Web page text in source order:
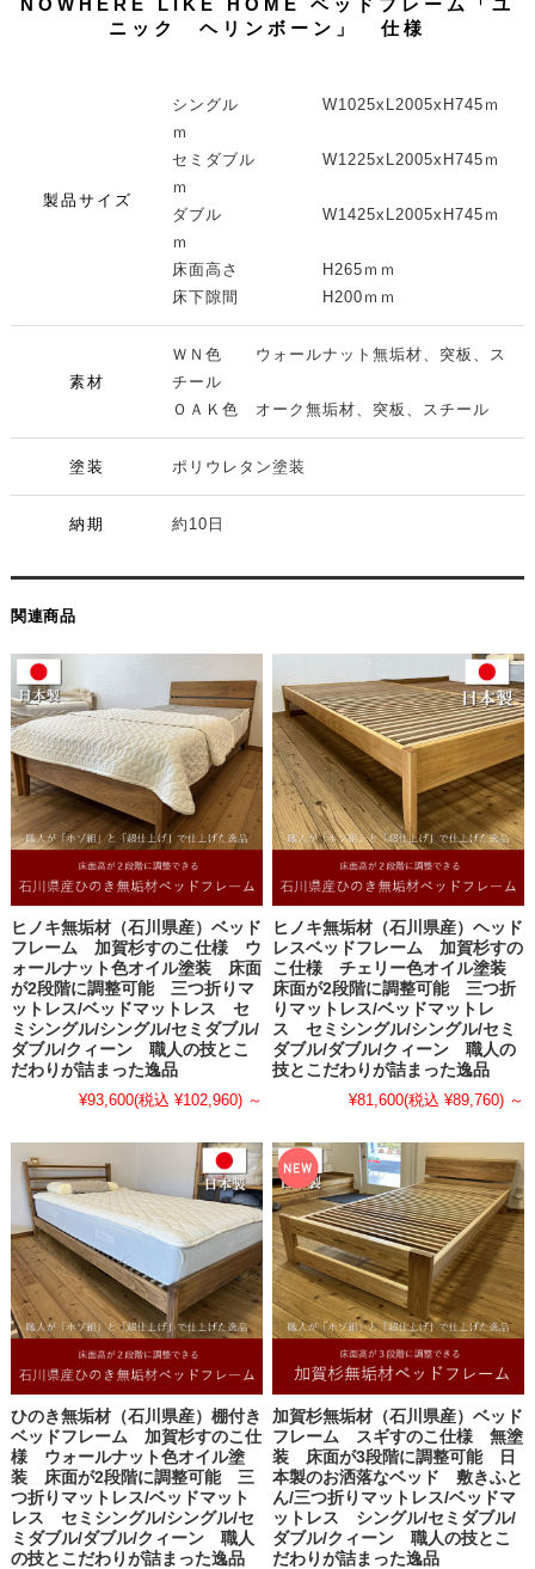
NOWHERE LIKE HOME ベッドフレーム「ユ
ニック ヘリンボーン」 仕様
製品サイズ
シングル W1025xL2005xH745ｍ
ｍ
セミダブル W1225xL2005xH745ｍ
ｍ
ダブル W1425xL2005xH745ｍ
ｍ
床面高さ H265ｍｍ
床下隙間 H200ｍｍ
素材
ＷＮ色 ウォールナット無垢材、突板、ス
チール
ＯＡＫ色 オーク無垢材、突板、スチール
塗装 ポリウレタン塗装
納期 約10日
関連商品
ヒノキ無垢材（石川県産）ベッド
フレーム 加賀杉すのこ仕様 ウ
ォールナット色オイル塗装 床面
が2段階に調整可能 三つ折りマ
ットレス/ベッドマットレス セ
ミシングル/シングル/セミダブル/
ダブル/クィーン 職人の技とこ
だわりが詰まった逸品
¥93,600(税込 ¥102,960) ～
ヒノキ無垢材（石川県産）ヘッド
レスベッドフレーム 加賀杉すの
こ仕様 チェリー色オイル塗装
床面が2段階に調整可能 三つ折
りマットレス/ベッドマットレ
ス セミシングル/シングル/セミ
ダブル/ダブル/クィーン 職人の
技とこだわりが詰まった逸品
¥81,600(税込 ¥89,760) ～
ひのき無垢材（石川県産）棚付き
ベッドフレーム 加賀杉すのこ仕
様 ウォールナット色オイル塗
装 床面が2段階に調整可能 三
つ折りマットレス/ベッドマット
レス セミシングル/シングル/セ
ミダブル/ダブル/クィーン 職人
の技とこだわりが詰まった逸品
加賀杉無垢材（石川県産）ベッド
フレーム スギすのこ仕様 無塗
装 床面が3段階に調整可能 日
本製のお洒落なベッド 敷きふと
ん/三つ折りマットレス/ベッドマ
ットレス シングル/セミダブル/
ダブル/クィーン 職人の技とこ
だわりが詰まった逸品